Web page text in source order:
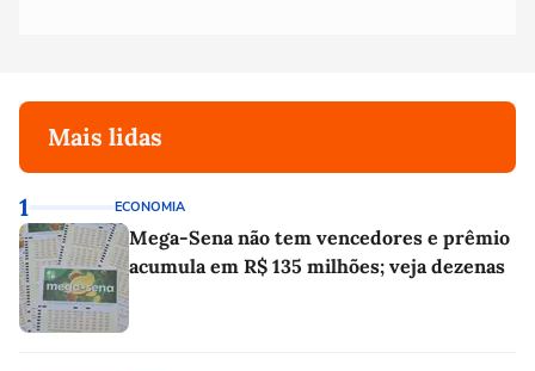
Mais lidas
1 ECONOMIA
Mega-Sena não tem vencedores e prêmio
acumula em R$ 135 milhões; veja dezenas